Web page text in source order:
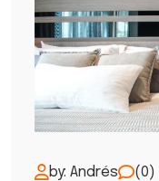
by: Andrés
(0)